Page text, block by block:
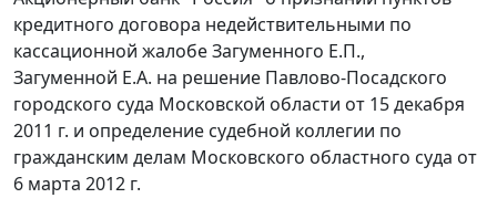
кредитного договора недействительными по
кассационной жалобе Загуменного Е.П.,
Загуменной Е.А. на решение Павлово-Посадского
городского суда Московской области от 15 декабря
2011 г. и определение судебной коллегии по
гражданским делам Московского областного суда от
6 марта 2012 г.